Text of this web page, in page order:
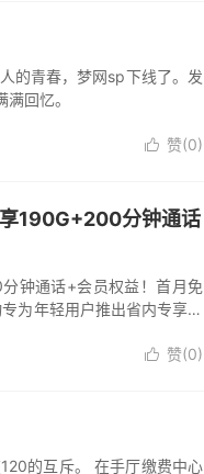
的青春，梦网sp下线了。发
回忆。
 赞(0)
190G+200分钟通话
钟通话+会员权益！首月免
为年轻用户推出省内专享大
 赞(0)
的互斥。 在手厅缴费中心